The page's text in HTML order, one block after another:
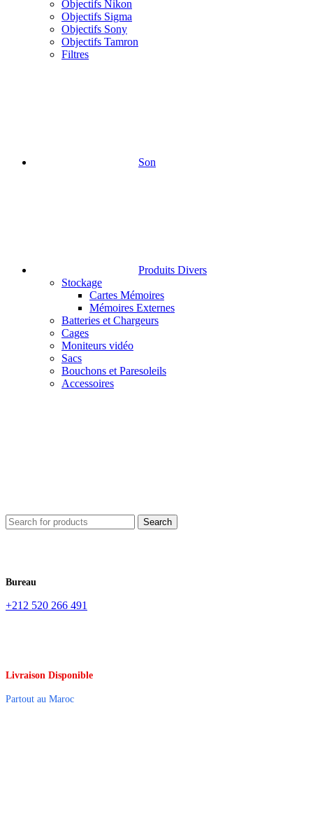
Objectifs Nikon
Objectifs Sigma
Objectifs Sony
Objectifs Tamron
Filtres
Son
Produits Divers
Stockage
Cartes Mémoires
Mémoires Externes
Batteries et Chargeurs
Cages
Moniteurs vidéo
Sacs
Bouchons et Paresoleils
Accessoires
Search
Bureau
+212 520 266 491
Livraison Disponible
Partout au Maroc